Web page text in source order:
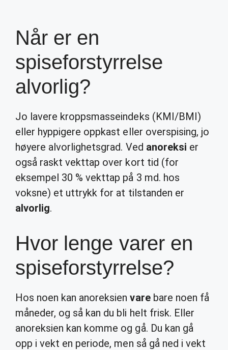
Når er en
spiseforstyrrelse
alvorlig?
Jo lavere kroppsmasseindeks (KMI/BMI)
eller hyppigere oppkast eller overspising, jo
høyere alvorlighetsgrad. Ved anoreksi er
også raskt vekttap over kort tid (for
eksempel 30 % vekttap på 3 md. hos
voksne) et uttrykk for at tilstanden er
alvorlig.
Hvor lenge varer en
spiseforstyrrelse?
Hos noen kan anoreksienvarebare noen få
måneder, og så kan du bli helt frisk. Eller
anoreksien kan komme og gå. Du kan gå
opp i vekt en periode, men så gå ned i vekt